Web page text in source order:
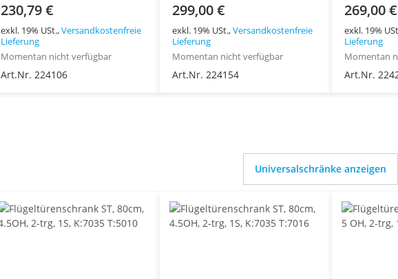
230,79 €
exkl. 19% USt.,Versandkostenfreie
Lieferung
Momentan nicht verfügbar
Art.Nr. 224106
(HxBxT): 495 x 420 x 565 mm
299,00 €
exkl. 19% USt.,Versandkostenfreie
Lieferung
Momentan nicht verfügbar
Art.Nr. 224154
672 x 413
269,00 €
exkl. 19%
Lieferung
Momentan
Art.Nr.
Universalschränke anzeigen